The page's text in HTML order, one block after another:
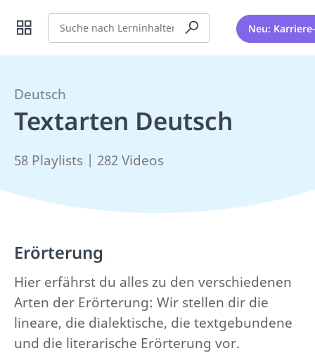
Suche Neu:
Deutsch
Textarten Deutsch
58 Playlists | 282 Videos
Erörterung
Hier erfährst du alles zu den verschiedenen
Arten der Erörterung: Wir stellen dir die
lineare, die dialektische, die textgebundene
und die literarische Erörterung vor.